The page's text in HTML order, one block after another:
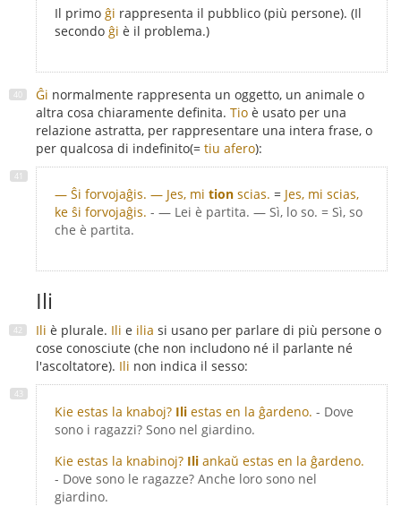
Il primo ĝi rappresenta il pubblico (più persone). (Il
secondo ĝi è il problema.)
Ĝi normalmente rappresenta un oggetto, un animale o
altra cosa chiaramente definita. Tio è usato per una
relazione astratta, per rappresentare una intera frase, o
per qualcosa di indefinito(= tiu afero):
— Ŝi forvojaĝis. — Jes, mi tion scias. = Jes, mi scias,
ke ŝi forvojaĝis. - — Lei è partita. — Sì, lo so. = Sì, so
che è partita.
Ili
Ili è plurale. Ili e ilia si usano per parlare di più persone o
cose conosciute (che non includono né il parlante né
l'ascoltatore). Ili non indica il sesso:
Kie estas la knaboj? Ili estas en la ĝardeno. - Dove
sono i ragazzi? Sono nel giardino.
Kie estas la knabinoj? Ili ankaŭ estas en la ĝardeno.
- Dove sono le ragazze? Anche loro sono nel
giardino.